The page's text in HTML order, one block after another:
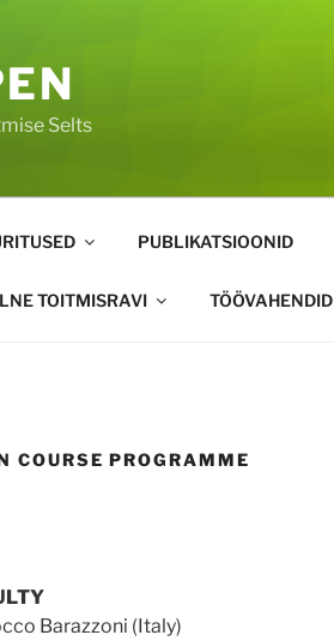
Selts
PUBLIKATSIOONID
TOITMISRAVI TÖÖVAHENDID
COURSE PROGRAMME
Barazzoni (Italy)